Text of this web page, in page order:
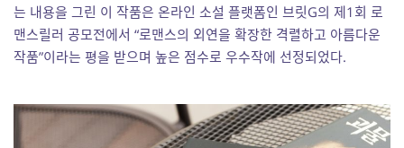
는 내용을 그린 이 작품은 온라인 소설 플랫폼인 브릿G의 제1회 로
맨스릴러 공모전에서 “로맨스의 외연을 확장한 격렬하고 아름다운
작품”이라는 평을 받으며 높은 점수로 우수작에 선정되었다.